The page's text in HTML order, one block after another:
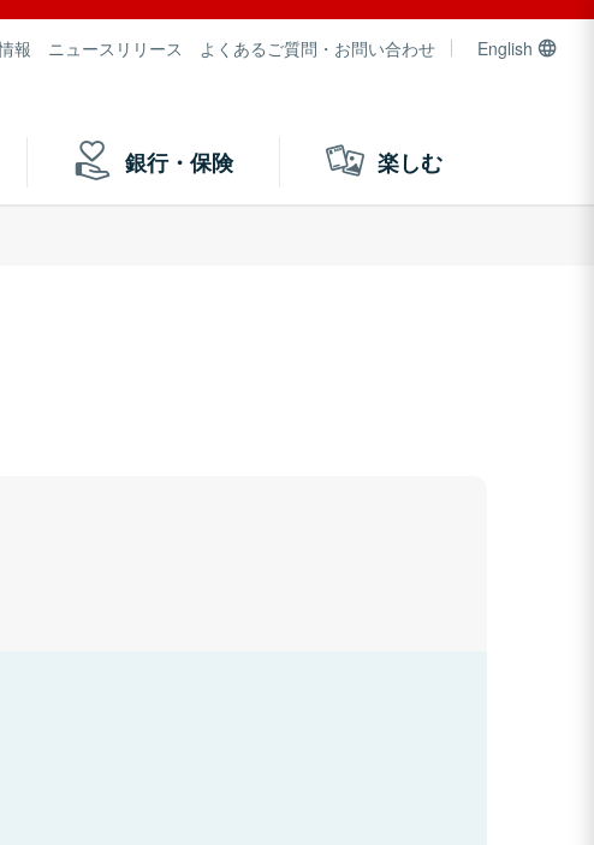
報 ニュースリリース よくあるご質問・お問い合わせ English
銀行・保険 楽しむ